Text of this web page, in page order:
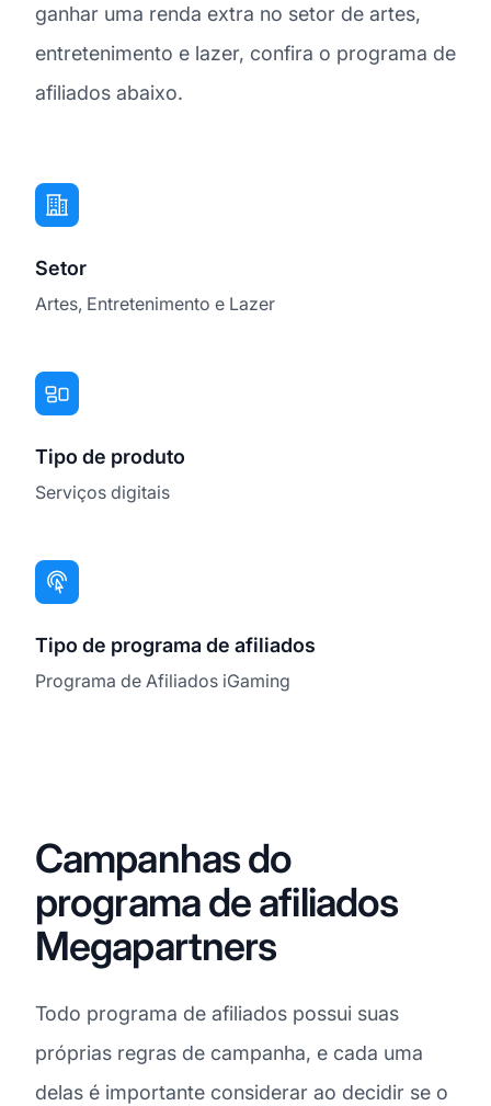
ganhar uma renda extra no setor de artes,
entretenimento e lazer, confira o programa de
afiliados abaixo.
Setor
Artes, Entretenimento e Lazer
Tipo de produto
Serviços digitais
Tipo de programa de afiliados
Programa de Afiliados iGaming
Campanhas do
programa de afiliados
Megapartners
Todo programa de afiliados possui suas
próprias regras de campanha, e cada uma
delas é importante considerar ao decidir se o